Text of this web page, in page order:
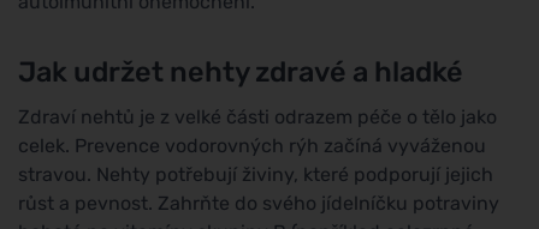
Jak udržet nehty zdravé a hladké
Zdraví nehtů je z velké části odrazem péče o tělo jako
celek. Prevence vodorovných rýh začíná vyváženou
stravou. Nehty potřebují živiny, které podporují jejich
růst a pevnost. Zahrňte do svého jídelníčku potraviny